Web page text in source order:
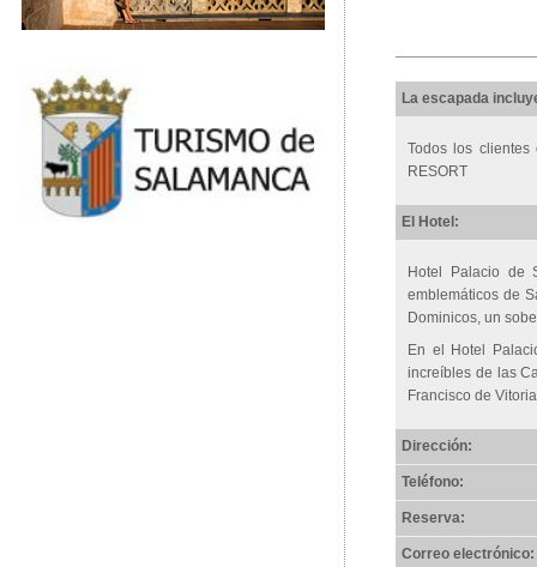
La escapada
Todos los clientes
RESORT
El Hotel:
Hotel Palacio de
emblemáticos de
Dominicos, un
En el Hotel
increíbles de las
Francisco de
Dirección:
Teléfono:
Reserva:
Correo electrónico: